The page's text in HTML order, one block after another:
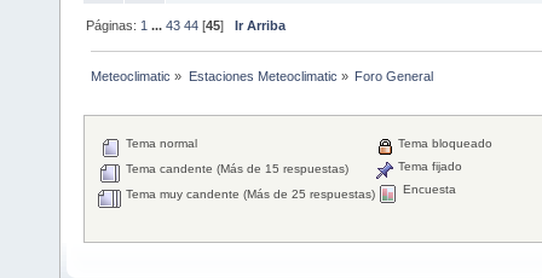
Páginas: 1 ...43 44 [45]Ir Arriba
Meteoclimatic » Estaciones Meteoclimatic » Foro General
Tema normal
Tema candente (Más de 15 respuestas)
Tema muy candente (Más de 25 respuestas)
Tema bloqueado
Tema fijado
Encuesta